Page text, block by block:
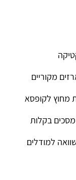
מקוריים
בקלות
למודלים